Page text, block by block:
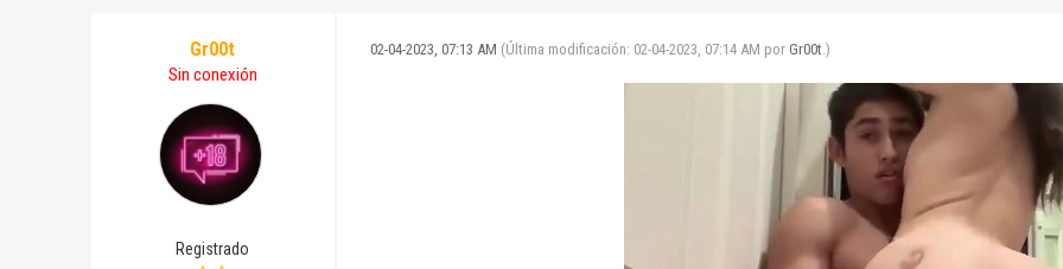
Gr00t
Sin conexión
Registrado
02-04-2023, 07:13 AM (Última modificación: 02-04-2023, 07:14 AM porGr00t.)